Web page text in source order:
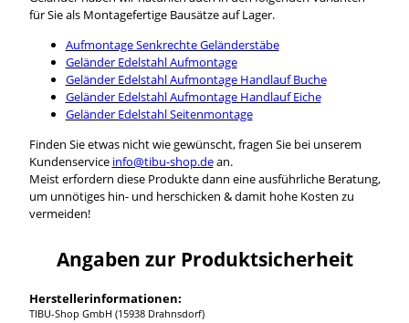
für Sie als Montagefertige Bausätze auf Lager.
Aufmontage Senkrechte Geländerstäbe
Geländer Edelstahl Aufmontage
Geländer Edelstahl Aufmontage Handlauf Buche
Geländer Edelstahl Aufmontage Handlauf Eiche
Geländer Edelstahl Seitenmontage
Finden Sie etwas nicht wie gewünscht, fragen Sie bei unserem
Kundenservice info@tibu-shop.dean.
Meist erfordern diese Produkte dann eine ausführliche Beratung,
um unnötiges hin- und herschicken & damit hohe Kosten zu
vermeiden!
Angaben zur Produktsicherheit
Herstellerinformationen:
TIBU-Shop GmbH (15938 Drahnsdorf)